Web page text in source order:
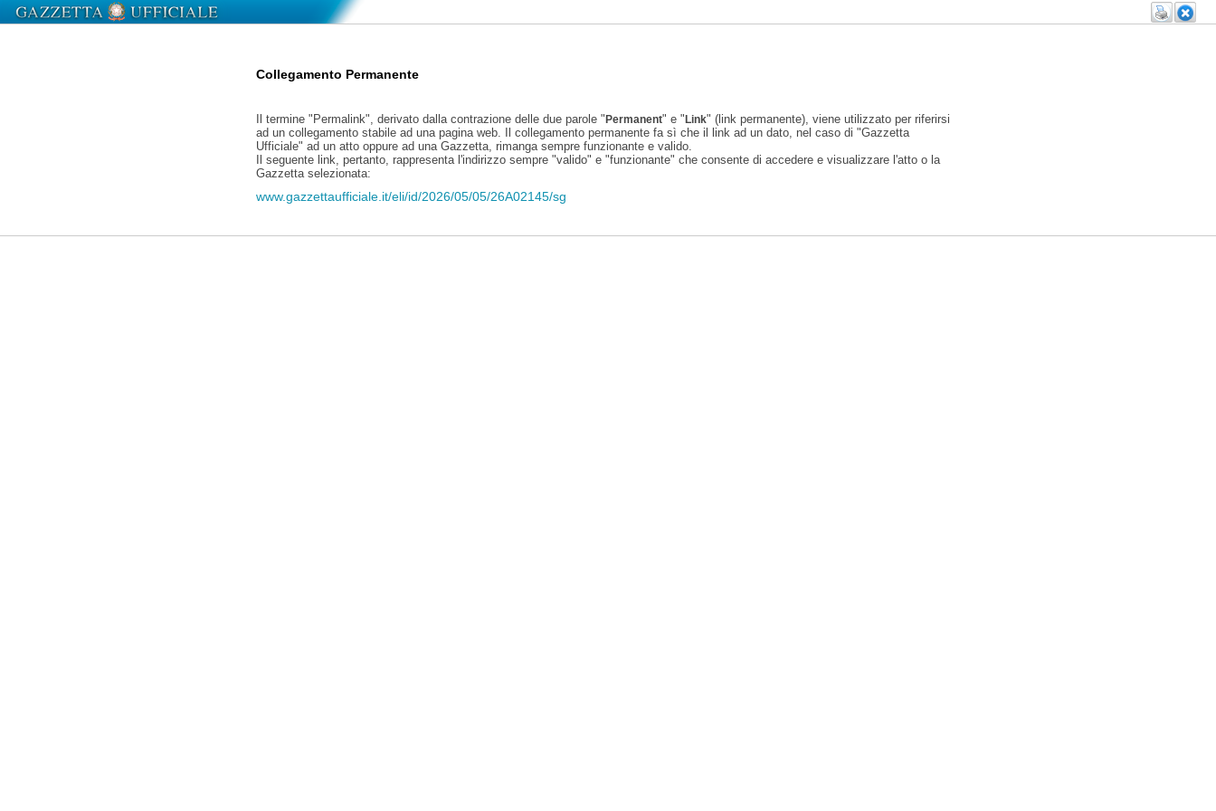
Collegamento Permanente
Il termine "Permalink", derivato dalla contrazione delle due parole "Permanent" e "Link" (link permanente), viene utilizzato per riferirsi
ad un collegamento stabile ad una pagina web. Il collegamento permanente fa sì che il link ad un dato, nel caso di "Gazzetta
Ufficiale" ad un atto oppure ad una Gazzetta, rimanga sempre funzionante e valido.
Il seguente link, pertanto, rappresenta l'indirizzo sempre "valido" e "funzionante" che consente di accedere e visualizzare l'atto o la
Gazzetta selezionata:
www.gazzettaufficiale.it/eli/id/2026/05/05/26A02145/sg